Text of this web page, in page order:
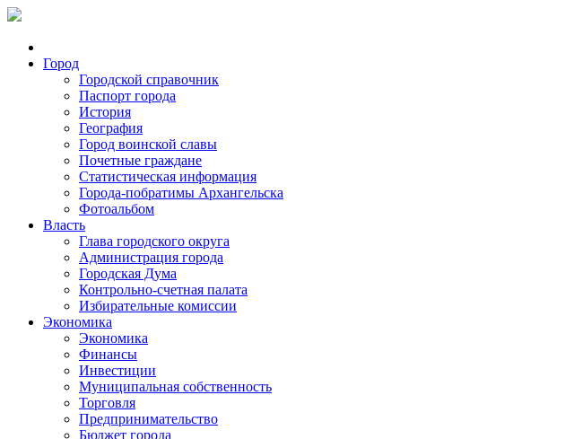
Город
Городской справочник
Паспорт города
История
География
Город воинской славы
Почетные граждане
Статистическая информация
Города-побратимы Архангельска
Фотоальбом
Власть
Глава городского округа
Администрация города
Городская Дума
Контрольно-счетная палата
Избирательные комиссии
Экономика
Экономика
Финансы
Инвестиции
Муниципальная собственность
Торговля
Предпринимательство
Бюджет города